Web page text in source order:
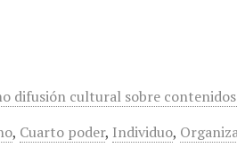
difusión cultural sobre
, Cuarto poder, Individuo,